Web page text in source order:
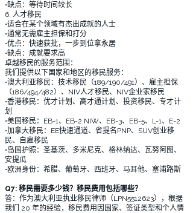
•缺点：等待时间较长
6. 人才移民
•适合在某个领域有杰出成就的人士
•通常无需雇主担保和打分
•优点：快速获批，一步到位拿永居
•缺点：成就要求高
卓越移民的服务范围：
我们提供以下国家和地区的移民服务：
•澳大利亚移民：技术移民（189/190/491）、雇主担保
（186/494/482）、NIV人才移民、NIV企业家移民
•香港移民：优才计划、高才通计划、投资移民、专才计
划
•美国移民：EB-1、EB-2 NIW、EB-3、EB-5、L-1、E-2
•加拿大移民：EE快速通道、省提名PNP、SUV创业移
民、自雇移民
•岛国护照：圣基茨、多米尼克、格林纳达、瓦努阿图、
安提瓜
•欧洲身份：希腊、葡萄牙、西班牙、马耳他、塞浦路斯
Q7: 移民需要多少钱？移民费用包括哪些？
答：作为澳大利亚执业移民律师（LPN5512623），根据
我们 20 年的经验，移民费用因国家、签证类型和个人情